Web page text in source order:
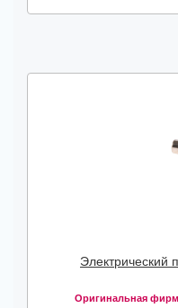
Электрический
Оригинальная